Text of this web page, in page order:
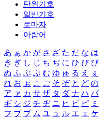
단위기호
일반기호
로마자
아랍어
あ ぁ か が さ ざ た だ な は
き ぎ し じ ち ぢ に ひ び ぴ
ぬ ふ ぶ ぷ む ゆ ゅ る え ぇ
れ お ぉ こ ご そ ぞ と ど の
ア ァ カ サ ザ タ ダ ナ ハ バ
ギ シ ジ チ ヂ ニ ヒ ビ ピ ミ
フ ブ プ ム ユ ュ ル エ ェ ケ